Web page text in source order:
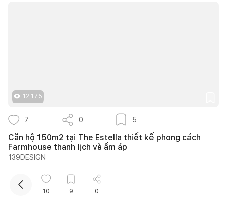
12.175
7 0 5
Căn hộ 150m2 tại The Estella thiết kế phong cách
Farmhouse thanh lịch và ấm áp
139DESIGN
10 9 0